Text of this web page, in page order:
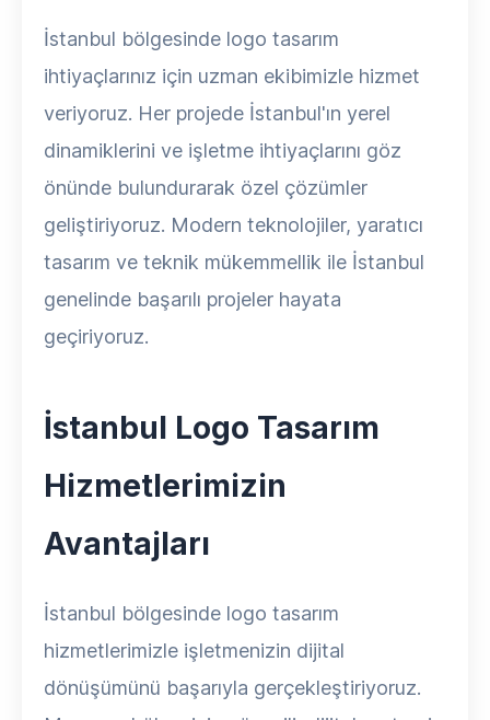
İstanbul bölgesinde logo tasarım
ihtiyaçlarınız için uzman ekibimizle hizmet
veriyoruz. Her projede İstanbul'ın yerel
dinamiklerini ve işletme ihtiyaçlarını göz
önünde bulundurarak özel çözümler
geliştiriyoruz. Modern teknolojiler, yaratıcı
tasarım ve teknik mükemmellik ile İstanbul
genelinde başarılı projeler hayata
geçiriyoruz.
İstanbul Logo Tasarım
Hizmetlerimizin
Avantajları
İstanbul bölgesinde logo tasarım
hizmetlerimizle işletmenizin dijital
dönüşümünü başarıyla gerçekleştiriyoruz.